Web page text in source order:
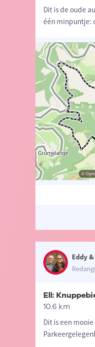
Dit is de oude
één minpuntje:
©
© Eddy & Rita
Eddy
Ell:
10.6 km
Dit is een